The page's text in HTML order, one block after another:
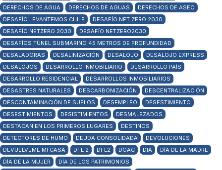
DERECHOS DE AGUA
DERECHOS DE AGUAS
DERECHOS DE ASEO
DESAFÍO LEVANTEMOS CHILE
DESAFÍO NET ZERO 2030
DESAFÍO NETZERO 2030
DESAFÍO NETZERO2030
DESAFÍOS TÚNEL SUBMARINO 45 METROS DE PROFUNDIDAD
DESALADORAS
DESALINIZACIÓN DESALOJO
DESALOJO EXPRESS
DESALOJOS
DESARROLLO INMOBILIARIO
DESARROLLO PAÍS
DESARROLLO RESIDENCIAL
DESARROLLOS INMOBILIARIOS
DESASTRES NATURALES
DESCARBONIZACIÓN
DESCENTRALIZACIÓN
DESCONTAMINACIÓN DE SUELOS
DESEMPLEO
DESESTIMIENTO
DESESTIMIENTOS
DESISTIMIENTOS
DESMALEZADOS
DESTACAN EN LOS PRIMEROS LUGARES
DESTINOS
DETECTORES DE HUMO
DEUDA CONSOLIDADA
DEVOLUCIONES
DEVUELVEME MI CASA
DFL 2 DFL2 DGAC DIA
DÍA DE LA MADRE
DÍA DE LA MUJER
DÍA DE LOS PATRIMONIOS